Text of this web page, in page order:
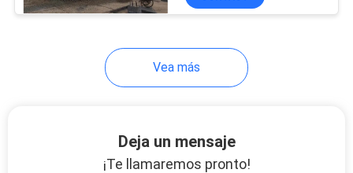
NOTICIAS
Vea más
Deja un mensaje
¡Te llamaremos pronto!